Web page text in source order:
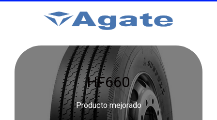
HF660
Producto mejorado